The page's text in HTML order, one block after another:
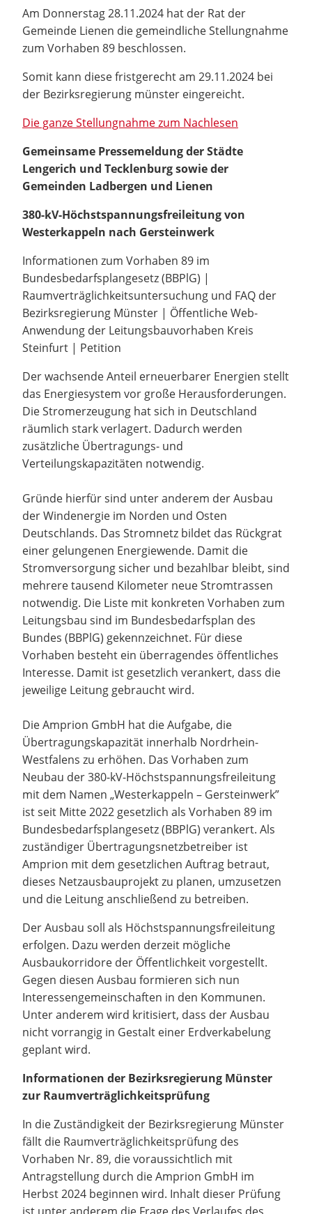
Am Donnerstag 28.11.2024 hat der Rat der
Gemeinde Lienen die gemeindliche Stellungnahme
zum Vorhaben 89 beschlossen.
Somit kann diese fristgerecht am 29.11.2024 bei
der Bezirksregierung münster eingereicht.
Die ganze Stellungnahme zum Nachlesen
Gemeinsame Pressemeldung der Städte
Lengerich und Tecklenburg sowie der
Gemeinden Ladbergen und Lienen
380-kV-Höchstspannungsfreileitung von
Westerkappeln nach Gersteinwerk
Informationen zum Vorhaben 89 im
Bundesbedarfsplangesetz (BBPlG) |
Raumverträglichkeitsuntersuchung und FAQ der
Bezirksregierung Münster | Öffentliche Web-
Anwendung der Leitungsbauvorhaben Kreis
Steinfurt | Petition
Der wachsende Anteil erneuerbarer Energien stellt
das Energiesystem vor große Herausforderungen.
Die Stromerzeugung hat sich in Deutschland
räumlich stark verlagert. Dadurch werden
zusätzliche Übertragungs- und
Verteilungskapazitäten notwendig.
Gründe hierfür sind unter anderem der Ausbau
der Windenergie im Norden und Osten
Deutschlands. Das Stromnetz bildet das Rückgrat
einer gelungenen Energiewende. Damit die
Stromversorgung sicher und bezahlbar bleibt, sind
mehrere tausend Kilometer neue Stromtrassen
notwendig. Die Liste mit konkreten Vorhaben zum
Leitungsbau sind im Bundesbedarfsplan des
Bundes (BBPlG) gekennzeichnet. Für diese
Vorhaben besteht ein überragendes öffentliches
Interesse. Damit ist gesetzlich verankert, dass die
jeweilige Leitung gebraucht wird.
Die Amprion GmbH hat die Aufgabe, die
Übertragungskapazität innerhalb Nordrhein-
Westfalens zu erhöhen. Das Vorhaben zum
Neubau der 380-kV-Höchstspannungsfreileitung
mit dem Namen „Westerkappeln – Gersteinwerk”
ist seit Mitte 2022 gesetzlich als Vorhaben 89 im
Bundesbedarfsplangesetz (BBPlG) verankert. Als
zuständiger Übertragungsnetzbetreiber ist
Amprion mit dem gesetzlichen Auftrag betraut,
dieses Netzausbauprojekt zu planen, umzusetzen
und die Leitung anschließend zu betreiben.
Der Ausbau soll als Höchstspannungsfreileitung
erfolgen. Dazu werden derzeit mögliche
Ausbaukorridore der Öffentlichkeit vorgestellt.
Gegen diesen Ausbau formieren sich nun
Interessengemeinschaften in den Kommunen.
Unter anderem wird kritisiert, dass der Ausbau
nicht vorrangig in Gestalt einer Erdverkabelung
geplant wird.
Informationen der Bezirksregierung Münster
zur Raumverträglichkeitsprüfung
In die Zuständigkeit der Bezirksregierung Münster
fällt die Raumverträglichkeitsprüfung des
Vorhaben Nr. 89, die voraussichtlich mit
Antragstellung durch die Amprion GmbH im
Herbst 2024 beginnen wird. Inhalt dieser Prüfung
ist unter anderem die Frage des Verlaufes des